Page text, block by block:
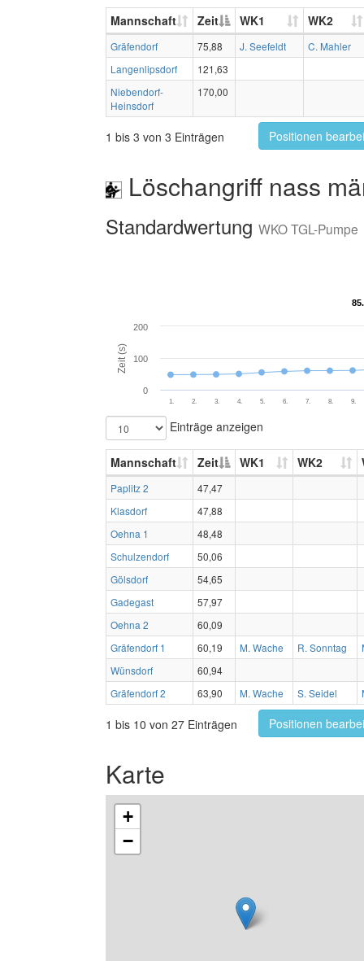
Mannschaft Zeit WK1 WK2
Gräfendorf 75,88 J. Seefeldt
C. Mahler
Langenlipsdorf
121,63
Niebendorf-
Heinsdorf
170,00
1 bis 3 von 3 Einträgen Positionen
Löschangriff nass
Standardwertung WKO TGL-Pumpe
Zeit (s)
1. 2. 3. 4. 5. 6. 7. 8. 9.
0
100
200
Einträge anzeigen
Mannschaft Zeit WK1 WK2
Paplitz 2
47,47
Klasdorf
47,88
Oehna 1
48,48
Schulzendorf
50,06
Gölsdorf
54,65
Gadegast
57,97
Oehna 2
60,09
Gräfendorf 1
60,19 M. Wache R. Sonntag
Wünsdorf
60,94
Gräfendorf 2
63,90 M. Wache S. Seidel
1 bis 10 von 27 Einträgen Positionen
Karte
+
−